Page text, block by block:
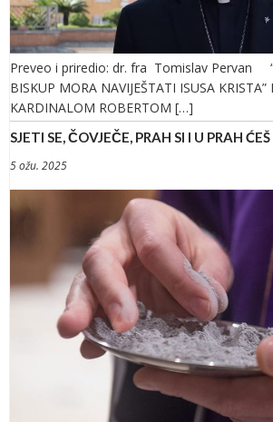
Preveo i priredio: dr. fra Tomislav Pervan
BISKUP MORA NAVIJEŠTATI ISUSA KRISTA”
KARDINALOM ROBERTOM […]
SJETI SE, ČOVJEČE, PRAH SI I U PRAH
5 ožu. 2025